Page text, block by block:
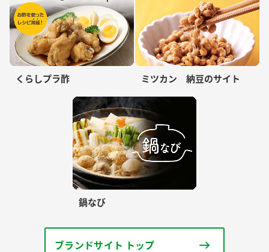
くらしプラ酢 ミツカン 納豆のサイト
鍋なび
ブランドサイト トップ